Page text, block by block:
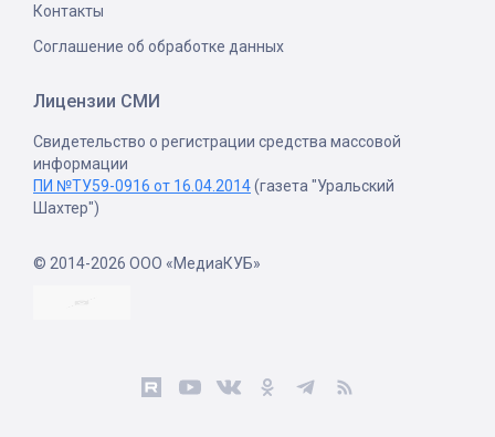
Контакты
Соглашение об обработке данных
Лицензии СМИ
Свидетельство о регистрации средства массовой
информации
ПИ №ТУ59-0916 от 16.04.2014(газета "Уральский
Шахтер")
© 2014-2026 ООО «МедиаКУБ»